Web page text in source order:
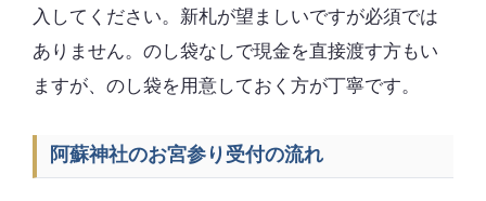
入してください。新札が望ましいですが必須では
ありません。のし袋なしで現金を直接渡す方もい
ますが、のし袋を用意しておく方が丁寧です。
阿蘇神社のお宮参り受付の流れ